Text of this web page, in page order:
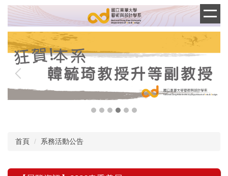
跳
到
主
內
首頁 系務活動公告